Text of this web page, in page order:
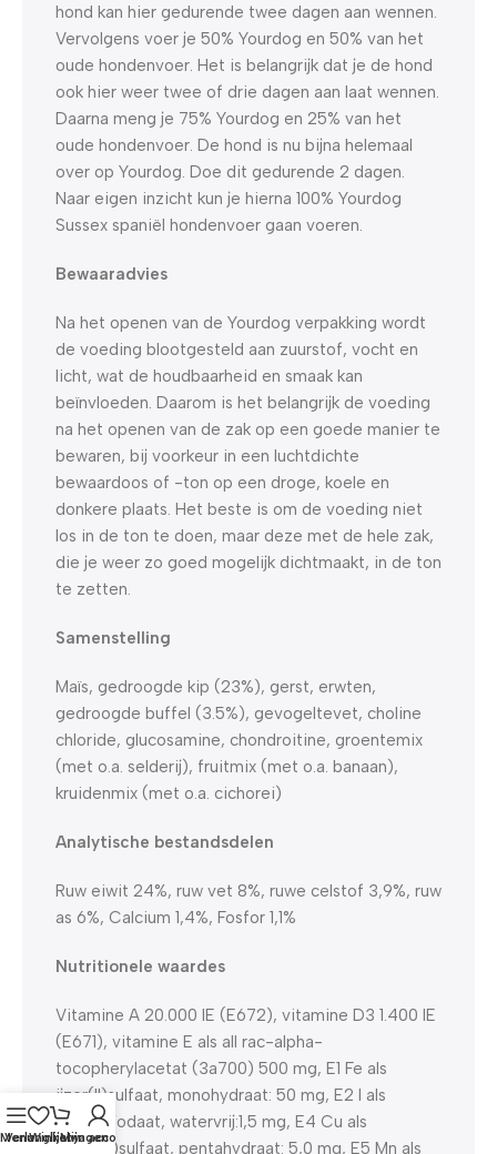
hond kan hier gedurende twee dagen aan wennen.
Vervolgens voer je 50% Yourdog en 50% van het
oude hondenvoer. Het is belangrijk dat je de hond
ook hier weer twee of drie dagen aan laat wennen.
Daarna meng je 75% Yourdog en 25% van het
oude hondenvoer. De hond is nu bijna helemaal
over op Yourdog. Doe dit gedurende 2 dagen.
Naar eigen inzicht kun je hierna 100% Yourdog
Sussex spaniël hondenvoer gaan voeren.
Bewaaradvies
Na het openen van de Yourdog verpakking wordt
de voeding blootgesteld aan zuurstof, vocht en
licht, wat de houdbaarheid en smaak kan
beïnvloeden. Daarom is het belangrijk de voeding
na het openen van de zak op een goede manier te
bewaren, bij voorkeur in een luchtdichte
bewaardoos of -ton op een droge, koele en
donkere plaats. Het beste is om de voeding niet
los in de ton te doen, maar deze met de hele zak,
die je weer zo goed mogelijk dichtmaakt, in de ton
te zetten.
Samenstelling
Maïs, gedroogde kip (23%), gerst, erwten,
gedroogde buffel (3.5%), gevogeltevet, choline
chloride, glucosamine, chondroitine, groentemix
(met o.a. selderij), fruitmix (met o.a. banaan),
kruidenmix (met o.a. cichorei)
Analytische bestandsdelen
Ruw eiwit 24%, ruw vet 8%, ruwe celstof 3,9%, ruw
as 6%, Calcium 1,4%, Fosfor 1,1%
Nutritionele waardes
Vitamine A 20.000 IE (E672), vitamine D3 1.400 IE
(E671), vitamine E als all rac-alpha-
tocopherylacetat (3a700) 500 mg, E1 Fe als
ijzer(II)sulfaat, monohydraat: 50 mg, E2 I als
calciumjodaat, watervrij:1,5 mg, E4 Cu als
koper(II)sulfaat, pentahydraat: 5,0 mg, E5 Mn als
Menu
Verlanglijst
Winkelwagen
Mijn account